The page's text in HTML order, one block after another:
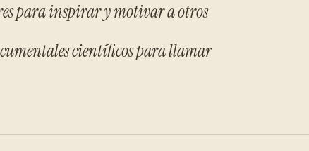
para inspirar y motivar a otros
científicos para llamar